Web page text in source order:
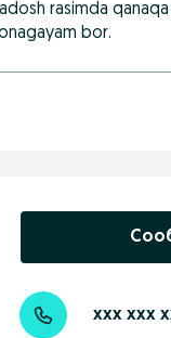
rasimda
bor.
xxx xxx